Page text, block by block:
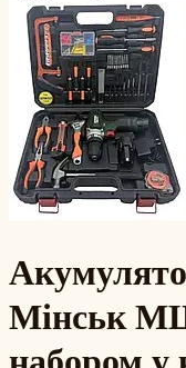
Мінськ